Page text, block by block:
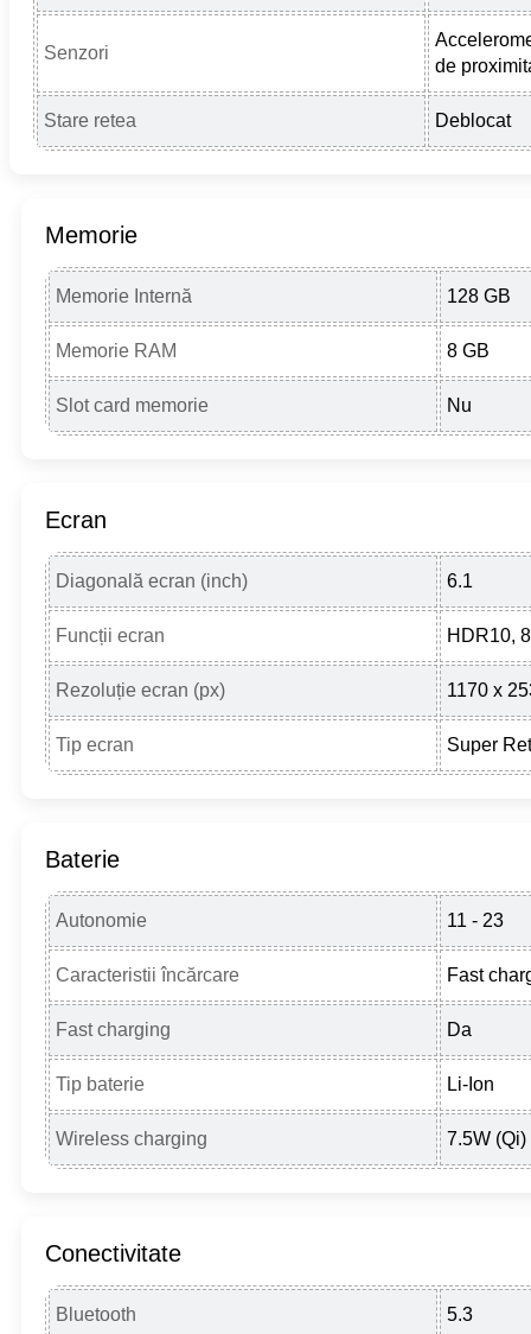
Senzori
de
Stare retea Deblocat
Memorie
Memorie Internă 128 GB
Memorie RAM 8 GB
Slot card memorie Nu
Ecran
Diagonală ecran (inch) 6.1
Funcții ecran HDR10,
Rezoluție ecran (px) 1170 x
Tip ecran Super
Baterie
Autonomie 11 - 23
Caracteristii încărcare Fast
Fast charging Da
Tip baterie Li-Ion
Wireless charging 7.5W (Qi)
Conectivitate
Bluetooth 5.3